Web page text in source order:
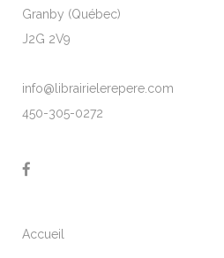
Granby (Québec)
J2G 2V9
info@librairielerepere.com
450-305-0272
Accueil